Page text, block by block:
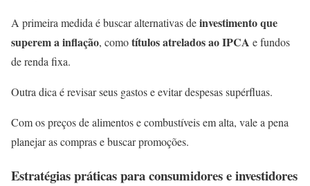
A primeira medida é buscar alternativas deinvestimento que
superem a inflação, comotítulos atrelados ao IPCA e fundos
de renda fixa.
Outra dica é revisar seus gastos e evitar despesas supérfluas.
Com os preços de alimentos e combustíveis em alta, vale a pena
planejar as compras e buscar promoções.
Estratégias práticas para consumidores e investidores